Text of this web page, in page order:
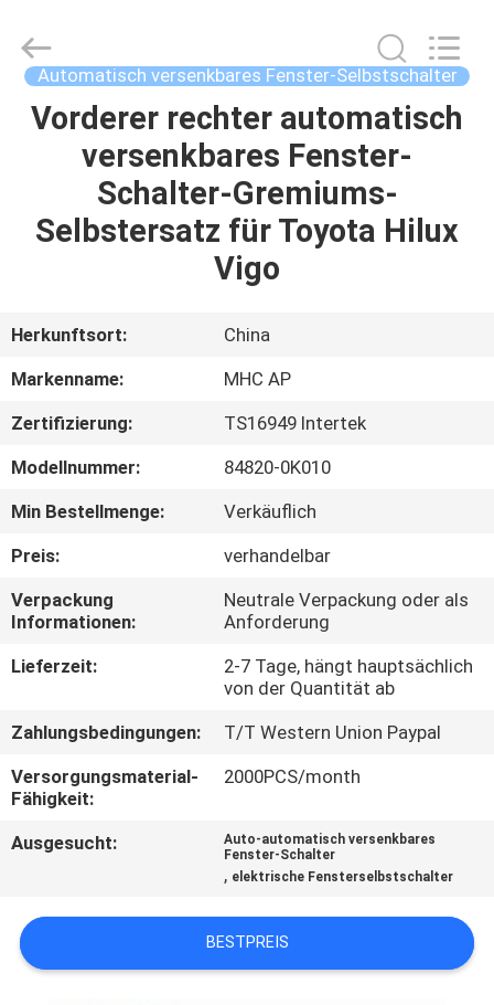
HEIM
PRODUKTE
FABRIK-
QUALITÄTSKONTROLLE
KONTAKTIERE
UNS
FORDERN
EIN
ZITAT
SITEMAP
PRIVACY
POLICY
Parts
Limited.
Rights Automatisch versenkbares Fenster-Selbstschalter
Vorderer rechter automatisch
versenkbares Fenster-
Schalter-Gremiums-
Selbstersatz für Toyota Hilux
Vigo
Herkunftsort:
China
Markenname:
MHC AP
Zertifizierung:
TS16949 Intertek
Modellnummer:
84820-0K010
Min Bestellmenge:
Verkäuflich
Preis:
verhandelbar
Verpackung
Informationen:
Neutrale Verpackung oder als
Anforderung
Lieferzeit:
2-7 Tage, hängt hauptsächlich
von der Quantität ab
Zahlungsbedingungen:
T/T Western Union Paypal
Versorgungsmaterial-
Fähigkeit:
2000PCS/month
Ausgesucht:
Auto-automatisch versenkbares
Fenster-Schalter
, elektrische Fensterselbstschalter
BESTPREIS